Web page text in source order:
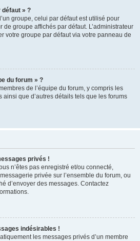
défaut » ?
groupe, celui par défaut est utilisé pour
groupe affichés par défaut. L’administrateur
votre groupe par défaut via votre panneau de
du forum » ?
de l’équipe du forum, y compris les
que d’autres détails tels que les forums
privés !
n’êtes pas enregistré et/ou connecté,
privée sur l’ensemble du forum, ou
d’envoyer des messages. Contactez
indésirables !
les messages privés d’un membre